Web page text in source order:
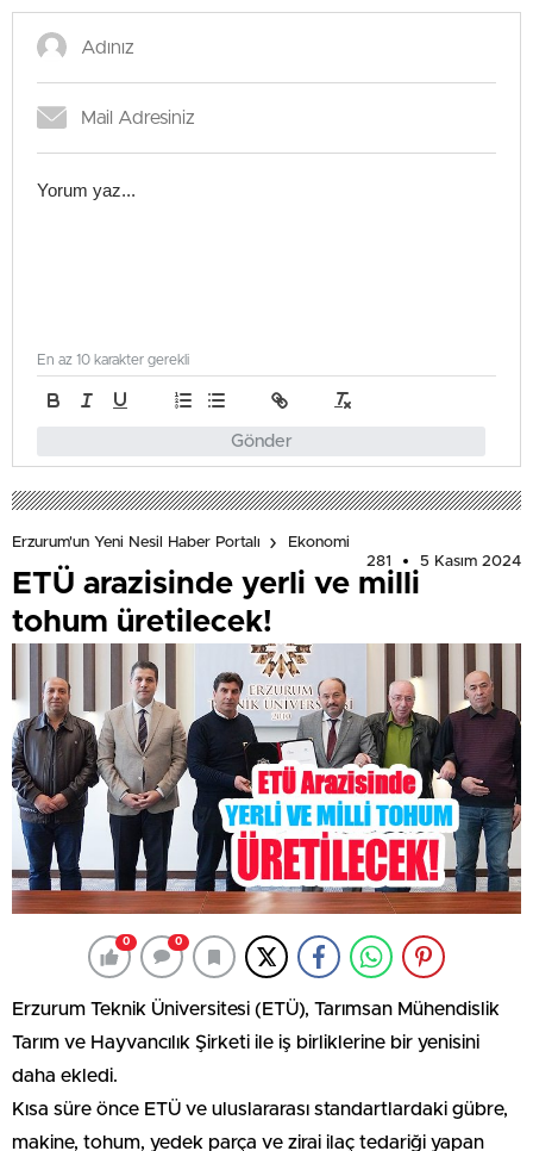
aldı..
Gönder
En az 10 karakter gerekli
Erzurum'un Yeni Nesil Haber Portalı
Ekonomi
281
5 Kasım 2024
ETÜ arazisinde yerli ve milli
tohum üretilecek!
0 0
Erzurum Teknik Üniversitesi (ETÜ), Tarımsan Mühendislik
Tarım ve Hayvancılık Şirketi ile iş birliklerine bir yenisini
daha ekledi.
Kısa süre önce ETÜ ve uluslararası standartlardaki gübre,
makine, tohum, yedek parça ve zirai ilaç tedariği yapan